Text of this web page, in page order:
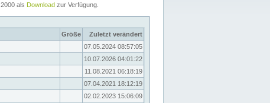
als Download zur Verfügung.
Größe
Zuletzt verändert
07.05.2024 08:57:05
10.07.2026 04:01:22
11.08.2021 06:18:19
07.04.2021 18:12:19
02.02.2023 15:06:09